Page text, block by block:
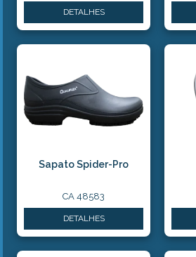
DETALHES
Sapato Spider-Pro
CA 48583
DETALHES